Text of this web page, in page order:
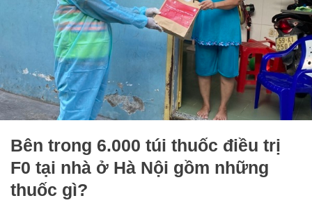
Bên trong 6.000 túi thuốc điều trị
F0 tại nhà ở Hà Nội gồm những
thuốc gì?